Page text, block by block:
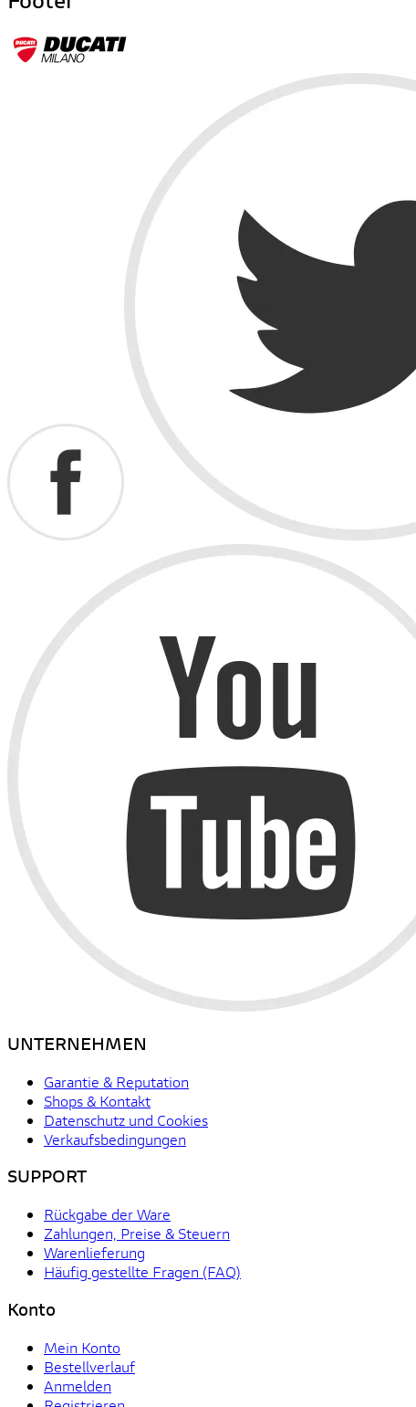
UNTERNEHMEN
Garantie & Reputation
Shops & Kontakt
Datenschutz und Cookies
Verkaufsbedingungen
SUPPORT
Rückgabe der Ware
Zahlungen, Preise & Steuern
Warenlieferung
Häufig gestellte Fragen (FAQ)
Konto
Mein Konto
Bestellverlauf
Anmelden